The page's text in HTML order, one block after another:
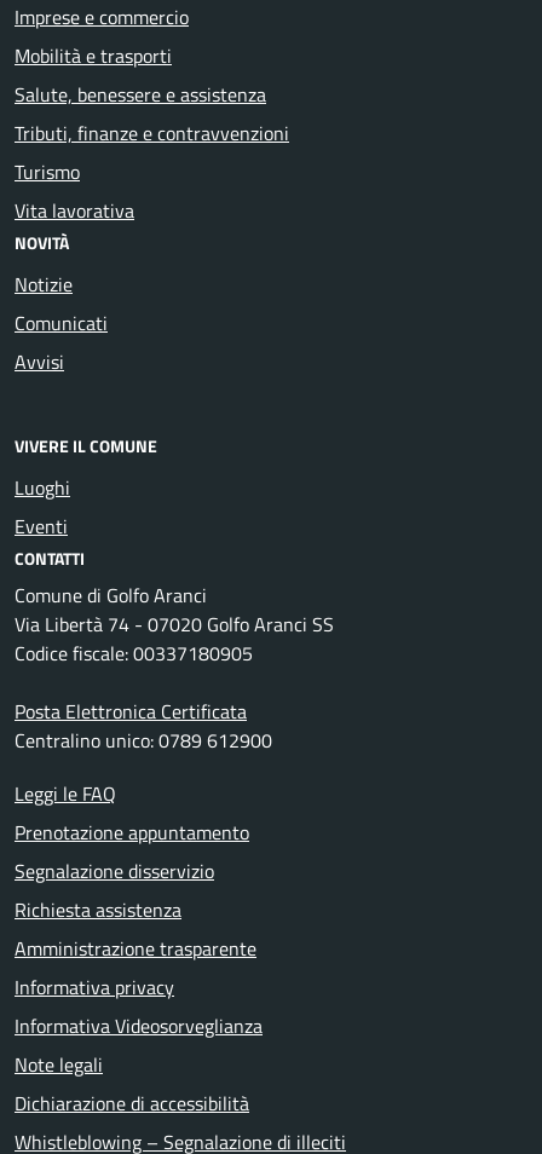
Imprese e commercio
Mobilità e trasporti
Salute, benessere e assistenza
Tributi, finanze e contravvenzioni
Turismo
Vita lavorativa
NOVITÀ
Notizie
Comunicati
Avvisi
VIVERE IL COMUNE
Luoghi
Eventi
CONTATTI
Comune di Golfo Aranci
Via Libertà 74 - 07020 Golfo Aranci SS
Codice fiscale: 00337180905
Posta Elettronica Certificata
Centralino unico: 0789 612900
Leggi le FAQ
Prenotazione appuntamento
Segnalazione disservizio
Richiesta assistenza
Amministrazione trasparente
Informativa privacy
Informativa Videosorveglianza
Note legali
Dichiarazione di accessibilità
Whistleblowing – Segnalazione di illeciti